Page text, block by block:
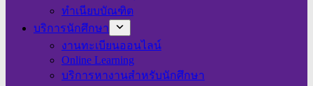
ทำเนียบบัณฑิต
บริการนักศึกษา
งานทะเบียนออนไลน์
Online Learning
บริการหางานสำหรับนักศึกษา